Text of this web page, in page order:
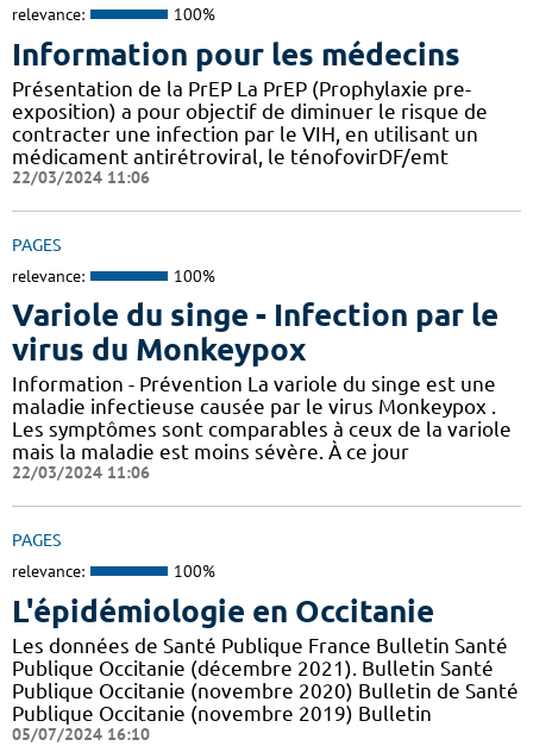
relevance: 100%
Information pour les médecins
Présentation de la PrEP La PrEP (Prophylaxie pre-
exposition) a pour objectif de diminuer le risque de
contracter une infection par le VIH, en utilisant un
médicament antirétroviral, le ténofovirDF/emt
22/03/2024 11:06
PAGES
relevance: 100%
Variole du singe - Infection par le
virus du Monkeypox
Information - Prévention La variole du singe est une
maladie infectieuse causée par le virus Monkeypox .
Les symptômes sont comparables à ceux de la variole
mais la maladie est moins sévère. À ce jour
22/03/2024 11:06
PAGES
relevance: 100%
L'épidémiologie en Occitanie
Les données de Santé Publique France Bulletin Santé
Publique Occitanie (décembre 2021). Bulletin Santé
Publique Occitanie (novembre 2020) Bulletin de Santé
Publique Occitanie (novembre 2019) Bulletin
05/07/2024 16:10